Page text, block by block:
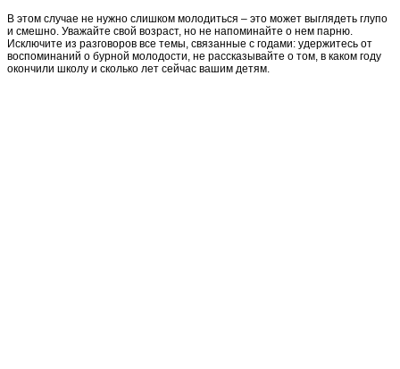
В этом случае не нужно слишком молодиться – это может выглядеть глупо
и смешно. Уважайте свой возраст, но не напоминайте о нем парню.
Исключите из разговоров все темы, связанные с годами: удержитесь от
воспоминаний о бурной молодости, не рассказывайте о том, в каком году
окончили школу и сколько лет сейчас вашим детям.